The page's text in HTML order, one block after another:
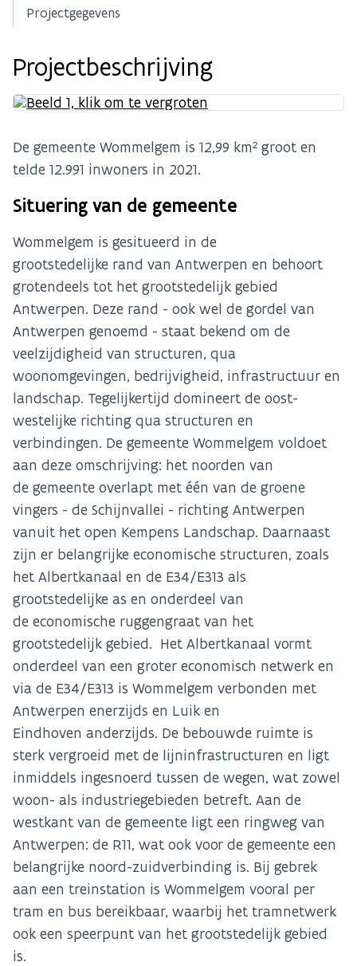
Projectgegevens
Projectbeschrijving
De gemeente Wommelgem is 12,99 km² groot en
telde 12.991 inwoners in 2021.
Situering van de gemeente
Wommelgem is gesitueerd in de
grootstedelijke rand van Antwerpen en behoort
grotendeels tot het grootstedelijk gebied
Antwerpen. Deze rand - ook wel de gordel van
Antwerpen genoemd - staat bekend om de
veelzijdigheid van structuren, qua
woonomgevingen, bedrijvigheid, infrastructuur en
landschap. Tegelijkertijd domineert de oost-
westelijke richting qua structuren en
verbindingen. De gemeente Wommelgem voldoet
aan deze omschrijving: het noorden van
de gemeente overlapt met één van de groene
vingers - de Schijnvallei - richting Antwerpen
vanuit het open Kempens Landschap. Daarnaast
zijn er belangrijke economische structuren, zoals
het Albertkanaal en de E34/E313 als
grootstedelijke as en onderdeel van
de economische ruggengraat van het
grootstedelijk gebied. Het Albertkanaal vormt
onderdeel van een groter economisch netwerk en
via de E34/E313 is Wommelgem verbonden met
Antwerpen enerzijds en Luik en
Eindhoven anderzijds. De bebouwde ruimte is
sterk vergroeid met de lijninfrastructuren en ligt
inmiddels ingesnoerd tussen de wegen, wat zowel
woon- als industriegebieden betreft. Aan de
westkant van de gemeente ligt een ringweg van
Antwerpen: de R11, wat ook voor de gemeente een
belangrijke noord-zuidverbinding is. Bij gebrek
aan een treinstation is Wommelgem vooral per
tram en bus bereikbaar, waarbij het tramnetwerk
ook een speerpunt van het grootstedelijk gebied
is.